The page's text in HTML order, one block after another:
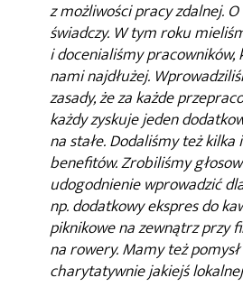
z możliwości pracy zdalnej.
świadczy. W tym roku
i docenialiśmy pracowników,
nami najdłużej.
zasady, że za każde
każdy zyskuje jeden
na stałe. Dodaliśmy też kilka
benefitów. Zrobiliśmy
udogodnienie wprowadzić
np. dodatkowy ekspres do
piknikowe na zewnątrz przy
na rowery. Mamy też
charytatywnie jakiejś